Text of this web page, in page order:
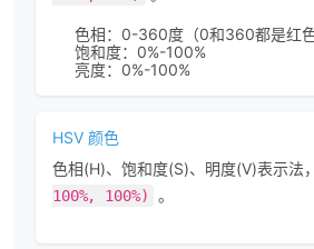
色相：0-360度（0和360都是红色
饱和度：0%-100%
亮度：0%-100%
HSV 颜色
色相(H)、饱和度(S)、明度(V)表示法
100%, 100%)
。